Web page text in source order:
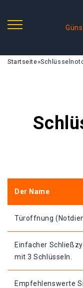
Startseite»
Der Name
Türoffnung
Einfacher
mit 3 Schlüsseln.
Empfehlenswerte